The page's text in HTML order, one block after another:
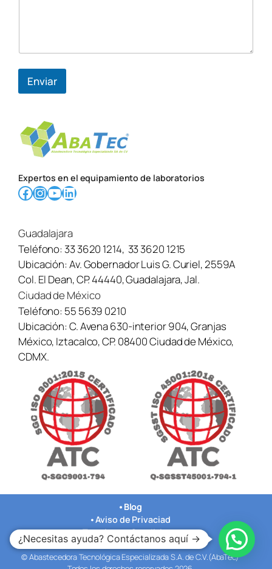
Enviar
Expertos en el equipamiento de laboratorios
Facebook InstagramYouTube LinkedIn
Guadalajara
Teléfono:33 3620 1214, 33 3620 1215
Ubicación:Av. Gobernador Luis G. Curiel, 2559A
Col. El Dean, CP. 44440, Guadalajara, Jal.
Ciudad de México
Teléfono: 55 5639 0210
Ubicación:C. Avena 630-interior 904, Granjas
México, Iztacalco, CP. 08400 Ciudad de México,
CDMX.
• Blog
•Aviso de Privaciad
•Terminos y Condiciones
•Nuestras Oficinas
© Abastecedora Tecnológica Especializada S.A. de C.V.(AbaTec)
¿Necesitas ayuda? Contáctanos aquí →